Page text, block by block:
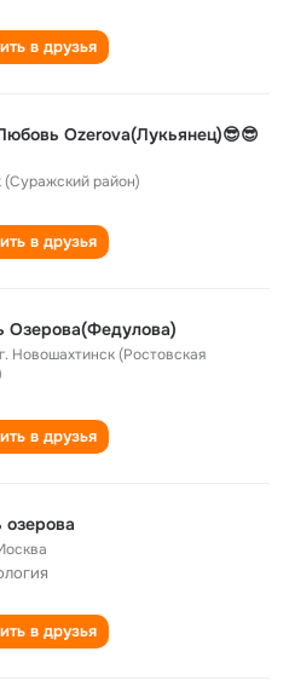
в друзья
Ozerova(Лукьянец)😎😎
(Суражский район)
в друзья
Озерова(Федулова)
г. Новошахтинск (Ростовская
в друзья
озерова
в друзья